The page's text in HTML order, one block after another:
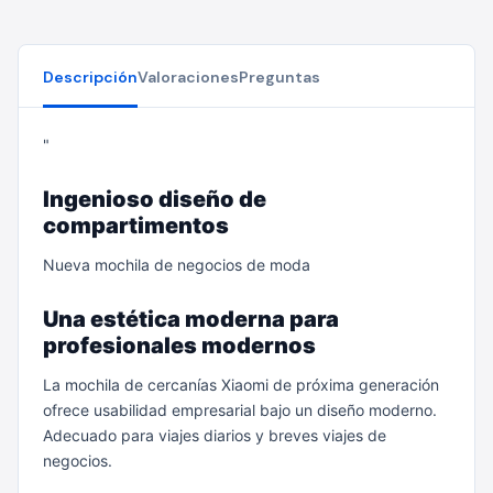
DescripciónValoracionesPreguntas
"
Ingenioso diseño de
compartimentos
Nueva mochila de negocios de moda
Una estética moderna para
profesionales modernos
La mochila de cercanías Xiaomi de próxima generación
ofrece usabilidad empresarial bajo un diseño moderno.
Adecuado para viajes diarios y breves viajes de
negocios.